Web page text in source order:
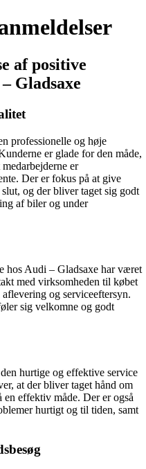
af positive
Gladsaxe
professionelle og høje
er glade for den måde,
er
Der er fokus på at give
og der bliver taget sig godt
af biler og under
hos Audi – Gladsaxe har været
med virksomheden til købet
og serviceeftersyn.
sig velkomne og godt
hurtige og effektive service
at der bliver taget hånd om
en effektiv måde. Der er også
hurtigt og til tiden, samt